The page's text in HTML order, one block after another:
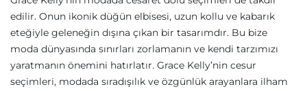
edilir. Onun ikonik düğün elbisesi, uzun kollu ve kabarık
eteğiyle geleneğin dışına çıkan bir tasarımdır. Bu bize
moda dünyasında sınırları zorlamanın ve kendi tarzımızı
yaratmanın önemini hatırlatır. Grace Kelly’nin cesur
seçimleri, modada sıradışılık ve özgünlük arayanlara ilham